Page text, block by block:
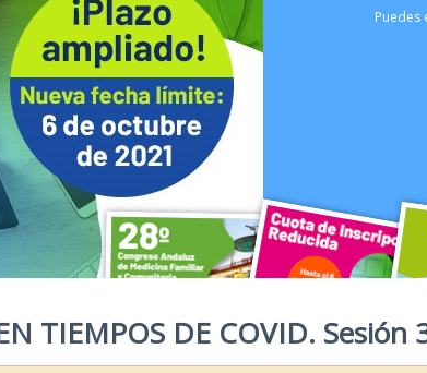
Puedes
TIEMPOS DE COVID. Sesión